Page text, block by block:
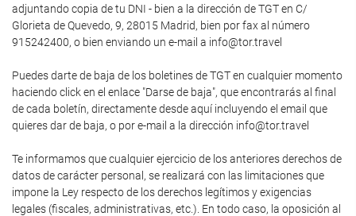
adjuntando copia de tu DNI - bien a la dirección de TGT en C/
Glorieta de Quevedo, 9, 28015 Madrid, bien por fax al número
915242400, o bien enviando un e-mail a info@tor.travel
Puedes darte de baja de los boletines de TGT en cualquier momento
haciendo click en el enlace "Darse de baja", que encontrarás al final
de cada boletín, directamente desde aquí incluyendo el email que
quieres dar de baja, o por e-mail a la dirección info@tor.travel
Te informamos que cualquier ejercicio de los anteriores derechos de
datos de carácter personal, se realizará con las limitaciones que
impone la Ley respecto de los derechos legítimos y exigencias
legales (fiscales, administrativas, etc.). En todo caso, la oposición al